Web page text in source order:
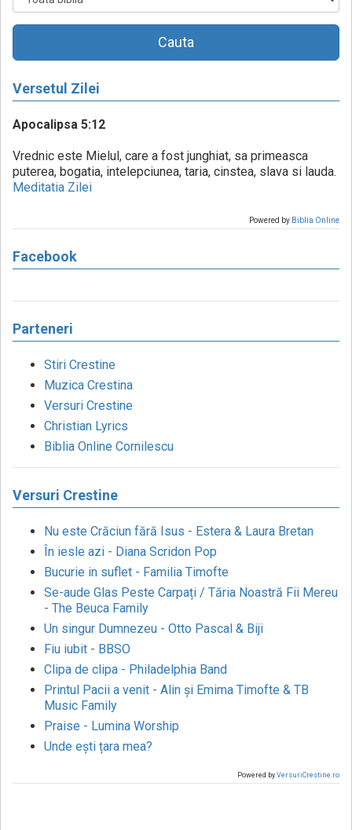
Cauta
Versetul Zilei
Apocalipsa 5:12
Vrednic este Mielul, care a fost junghiat, sa primeasca
puterea, bogatia, intelepciunea, taria, cinstea, slava si lauda.
Meditatia Zilei
Powered by Biblia Online
Facebook
Parteneri
Stiri Crestine
Muzica Crestina
Versuri Crestine
Christian Lyrics
Biblia Online Cornilescu
Versuri Crestine
Nu este Crăciun fără Isus - Estera & Laura Bretan
În iesle azi - Diana Scridon Pop
Bucurie in suflet - Familia Timofte
Se-aude Glas Peste Carpați / Tăria Noastră Fii Mereu
- The Beuca Family
Un singur Dumnezeu - Otto Pascal & Biji
Fiu iubit - BBSO
Clipa de clipa - Philadelphia Band
Printul Pacii a venit - Alin și Emima Timofte & TB
Music Family
Praise - Lumina Worship
Unde ești țara mea?
Powered by VersuriCrestine.ro